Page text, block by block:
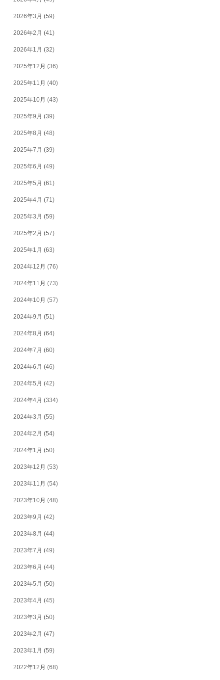
2026年3月 (59)
2026年2月 (41)
2026年1月 (32)
2025年12月 (36)
2025年11月 (40)
2025年10月 (43)
2025年9月 (39)
2025年8月 (48)
2025年7月 (39)
2025年6月 (49)
2025年5月 (61)
2025年4月 (71)
2025年3月 (59)
2025年2月 (57)
2025年1月 (63)
2024年12月 (76)
2024年11月 (73)
2024年10月 (57)
2024年9月 (51)
2024年8月 (64)
2024年7月 (60)
2024年6月 (46)
2024年5月 (42)
2024年4月 (334)
2024年3月 (55)
2024年2月 (54)
2024年1月 (50)
2023年12月 (53)
2023年11月 (54)
2023年10月 (48)
2023年9月 (42)
2023年8月 (44)
2023年7月 (49)
2023年6月 (44)
2023年5月 (50)
2023年4月 (45)
2023年3月 (50)
2023年2月 (47)
2023年1月 (59)
2022年12月 (68)